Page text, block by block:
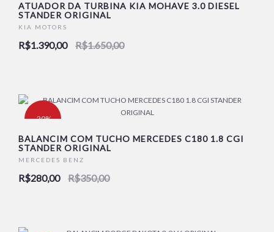
ATUADOR DA TURBINA KIA MOHAVE 3.0 DIESEL
STANDER ORIGINAL
KIA MOTORS
R$1.390,00 R$1.650,00
-20%
BALANCIM COM TUCHO MERCEDES C180 1.8 CGI
STANDER ORIGINAL
MERCEDES BENZ
R$280,00 R$350,00